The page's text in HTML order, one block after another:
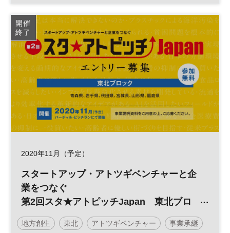
北海道 スタートアップ スタ★アトピッチ
参加無料
開催
終了
2020年11月（予定）
スタートアップ・アトツギベンチャーと企
業をつなぐ
第2回スタ★アトピッチJapan 東北ブロ
ック
地方創生 東北 アトツギベンチャー 事業承継